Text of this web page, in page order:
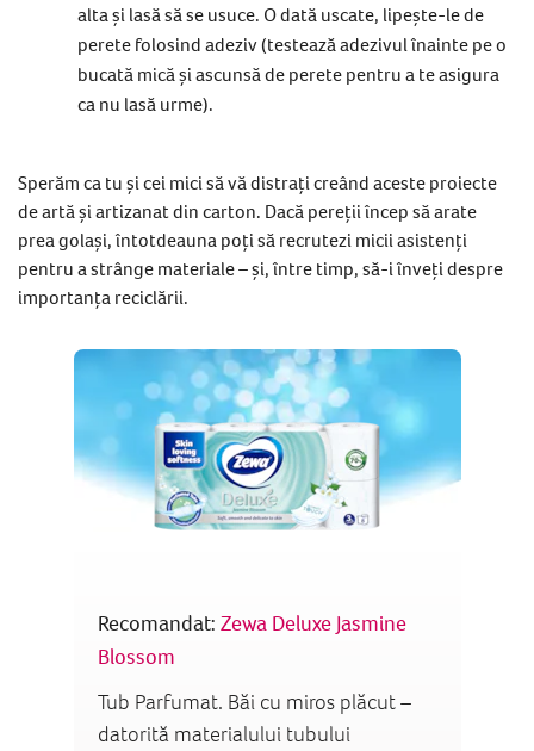
Recomandat: Zewa Deluxe Jasmine
Blossom
Tub Parfumat. Băi cu miros plăcut –
datorită materialului tubului
alta și lasă să se usuce. O dată uscate, lipește-le de
perete folosind adeziv (testează adezivul înainte pe o
bucată mică și ascunsă de perete pentru a te asigura
ca nu lasă urme).
Sperăm ca tu și cei mici să vă distrați creând aceste proiecte
de artă și artizanat din carton. Dacă pereții încep să arate
prea golași, întotdeauna poți să recrutezi micii asistenți
pentru a strânge materiale – și, între timp, să-i înveți despre
importanța reciclării.